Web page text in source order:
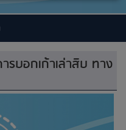
บอกเก้าเล่าสิบ ทาง